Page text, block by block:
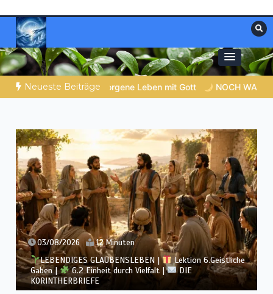
Inhalt
springen
Christliche Ressourcen
Materialien, die stärken. Antworten, die
leiten.
Neueste Beiträge
Gott NOCH WACH? | 05.08.2026 | Was schenkst du
02/08/2026 12 Minuten
LEBENDIGES GLAUBENSLEBEN |
Lektion 6.Geistliche
Gaben |
6.1 Vielfältige Gaben |
DIE
KORINTHERBRIEFE